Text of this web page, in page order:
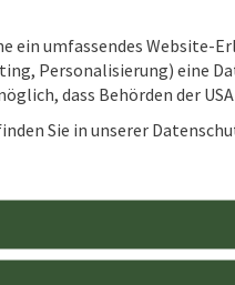
ein umfassendes Website-
Personalisierung) eine
dass Behörden der
Sie in unserer